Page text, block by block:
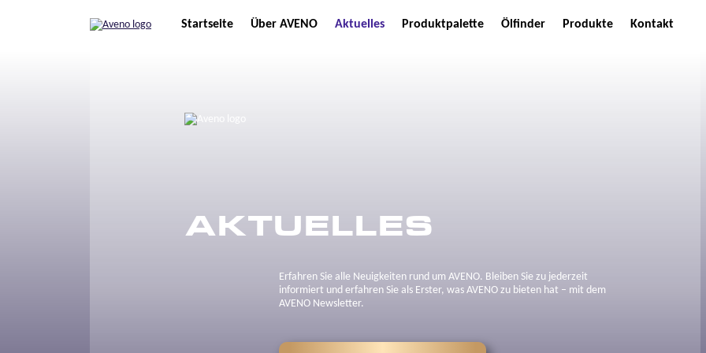
Startseite Über AVENO Aktuelles Produktpalette Ölfinder Produkte Kontakt
AKTUELLES
Erfahren Sie alle Neuigkeiten rund um AVENO. Bleiben Sie zu jederzeit
informiert und erfahren Sie als Erster, was AVENO zu bieten hat – mit dem
AVENO Newsletter.